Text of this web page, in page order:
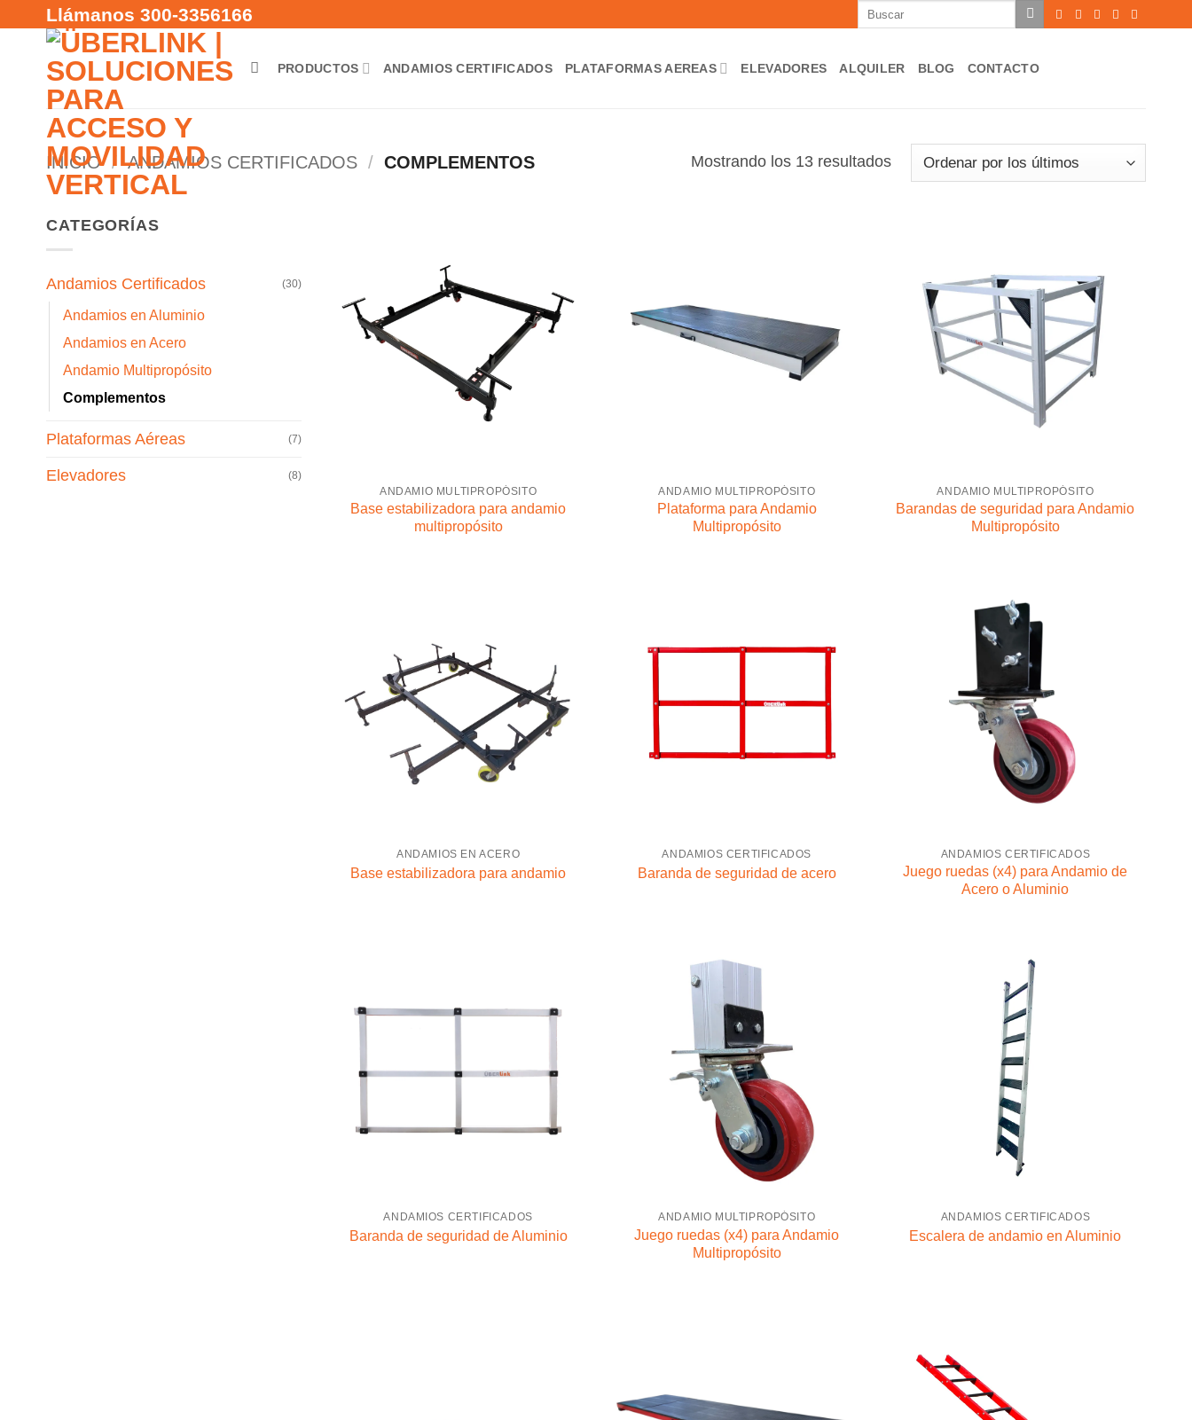
contenido
Llámanos 300-3356166
Buscar
PRODUCTOS ANDAMIOS CERTIFICADOS PLATAFORMAS AEREAS ELEVADORES ALQUILER BLOG CONTACTO
INICIO / ANDAMIOS CERTIFICADOS / COMPLEMENTOS Mostrando los 13 resultadosOrdenado
por
CATEGORÍAS
Andamios Certificados (30)
Andamios en Aluminio
Andamios en Acero
Andamio Multipropósito
Complementos
Plataformas Aéreas (7)
Elevadores
(8)
ANDAMIO MULTIPROPÓSITO
Base estabilizadora para andamio
multipropósito
ANDAMIO MULTIPROPÓSITO
Plataforma para Andamio
Multipropósito
ANDAMIO MULTIPROPÓSITO
Barandas de seguridad para Andamio
Multipropósito
ANDAMIOS EN ACERO
Base estabilizadora para andamio
ANDAMIOS CERTIFICADOS
Baranda de seguridad de acero
ANDAMIOS CERTIFICADOS
Juego ruedas (x4) para Andamio de
Acero o Aluminio
ANDAMIOS CERTIFICADOS
Baranda de seguridad de Aluminio
ANDAMIO MULTIPROPÓSITO
Juego ruedas (x4) para Andamio
Multipropósito
ANDAMIOS CERTIFICADOS
Escalera de andamio en Aluminio